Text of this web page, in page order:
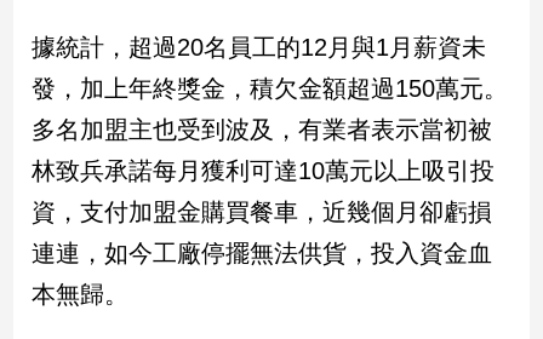
兩
岸/
國
際
社
地
方
新
冠
據統計，超過20名員工的12月與1月薪資未
發，加上年終獎金，積欠金額超過150萬元。
多名加盟主也受到波及，有業者表示當初被
林致兵承諾每月獲利可達10萬元以上吸引投
資，支付加盟金購買餐車，近幾個月卻虧損
連連，如今工廠停擺無法供貨，投入資金血
本無歸。